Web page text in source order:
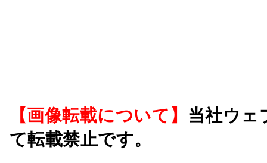
【画像転載について】 当社ウェ
て転載禁止です。